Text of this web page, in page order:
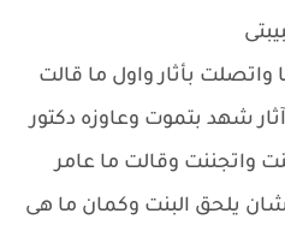
بأثار واول ما قالت
شهد بتموت وعاوزه دكتور
واتجننت وقالت ما عامر
يلحق البنت وكمان ما هى